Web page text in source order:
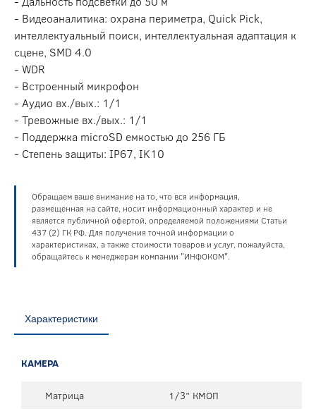
- Видеоаналитика: охрана периметра, Quick Pick,
интеллектуальный поиск, интеллектуальная адаптация к
сцене, SMD 4.0
- WDR
- Встроенный микрофон
- Аудио вх./вых.: 1/1
- Тревожные вх./вых.: 1/1
- Поддержка microSD емкостью до 256 ГБ
- Степень защиты: IP67, IK10
Обращаем ваше внимание на то, что вся информация,
размещенная на сайте, носит информационный характер и не
является публичной офертой, определяемой положениями Статьи
437 (2) ГК РФ. Для получения точной информации о
характеристиках, а также стоимости товаров и услуг, пожалуйста,
обращайтесь к менеджерам компании "ИНФОКОМ".
Характеристики
КАМЕРА
Матрица 1/3” КМОП